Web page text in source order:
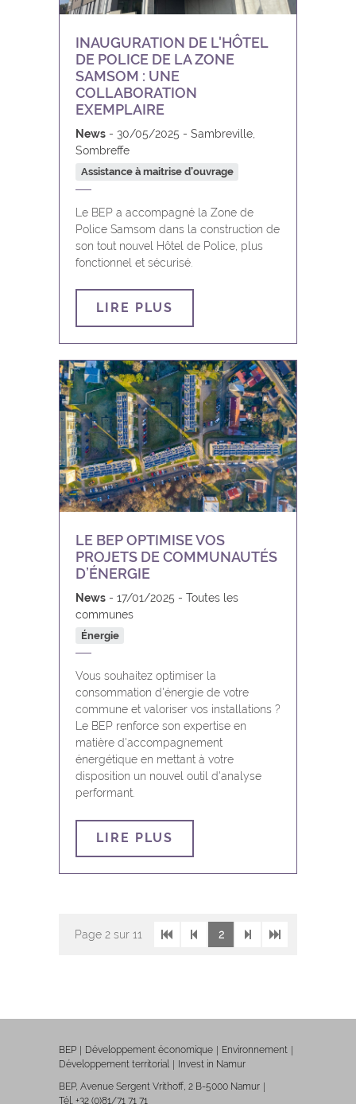
INAUGURATION DE L'HÔTEL
DE POLICE DE LA ZONE
SAMSOM : UNE
COLLABORATION
EXEMPLAIRE
News 30/05/2025
Sambreville,
Sombreffe
Assistance à maitrise d’ouvrage
Le BEP a accompagné la Zone de
Police Samsom dans la construction de
son tout nouvel Hôtel de Police, plus
fonctionnel et sécurisé.
LIRE PLUS
LE BEP OPTIMISE VOS
PROJETS DE COMMUNAUTÉS
D’ÉNERGIE
News 17/01/2025
Toutes les
communes
Énergie
Vous souhaitez optimiser la
consommation d'énergie de votre
commune et valoriser vos installations ?
Le BEP renforce son expertise en
matière d'accompagnement
énergétique en mettant à votre
disposition un nouvel outil d'analyse
performant.
LIRE PLUS
Page 2 sur 11 2
BEP Développement économique
Environnement
Développement territorial
Invest in Namur
BEP, Avenue Sergent Vrithoff, 2 B-5000 Namur
Tél. +32 (0)81/71 71 71